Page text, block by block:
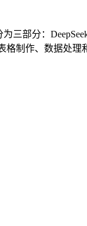
三部分：
格制作、数据处